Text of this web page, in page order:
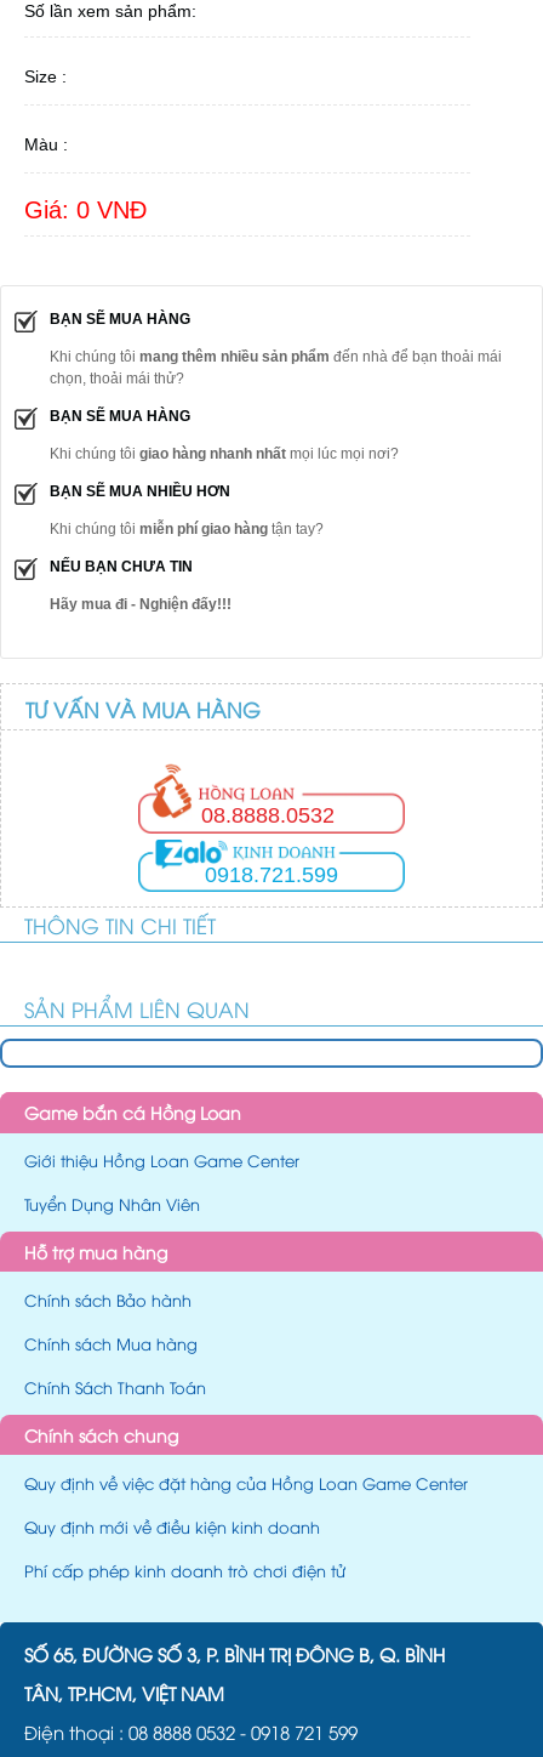
Số lần xem sản phẩm:
Size :
Màu :
Giá: 0 VNĐ
BẠN SẼ MUA HÀNG
Khi chúng tôi mang thêm nhiều sản phẩm đến nhà để bạn thoải mái
chọn, thoải mái thử?
BẠN SẼ MUA HÀNG
Khi chúng tôi giao hàng nhanh nhất mọi lúc mọi nơi?
BẠN SẼ MUA NHIỀU HƠN
Khi chúng tôi miễn phí giao hàng tận tay?
NẾU BẠN CHƯA TIN
Hãy mua đi - Nghiện đấy!!!
TƯ VẤN VÀ MUA HÀNG
08.8888.0532
0918.721.599
THÔNG TIN CHI TIẾT
SẢN PHẨM LIÊN QUAN
Game bắn cá Hồng Loan
Giới thiệu Hồng Loan Game Center
Tuyển Dụng Nhân Viên
Hỗ trợ mua hàng
Chính sách Bảo hành
Chính sách Mua hàng
Chính Sách Thanh Toán
Chính sách chung
Quy định về việc đặt hàng của Hồng Loan Game Center
Quy định mới về điều kiện kinh doanh
Phí cấp phép kinh doanh trò chơi điện tử
SỐ 65, ĐƯỜNG SỐ 3, P. BÌNH TRỊ ĐÔNG B, Q. BÌNH
TÂN, TP.HCM, VIỆT NAM
Điện thoại : 08 8888 0532 - 0918 721 599